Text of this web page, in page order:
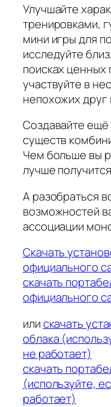
Улучшайте
тренировками,
мини игры для
исследуйте
поисках
участвуйте в
непохожих друг
Создавайте
существ
Чем больше вы
лучше
А разобраться
возможностей
ассоциации
Скачать
официального
скачать
официального
илискачать
облака
не работает)
скачать
(используйте,
работает)